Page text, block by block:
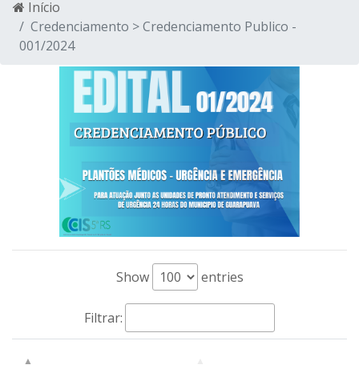
Início
Credenciamento > Credenciamento Publico -
001/2024
Show entries
Filtrar: